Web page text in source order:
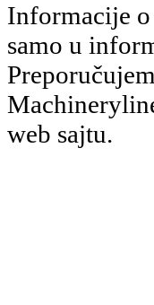
Informacije
samo u
web sajtu.